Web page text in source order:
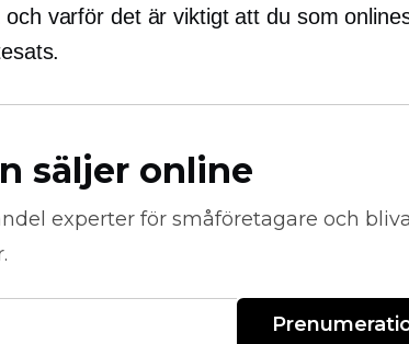
varför det är viktigt att du som
säljer online
experter för småföretagare och